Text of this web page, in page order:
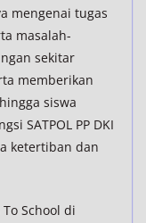
mengenai tugas
masalah-
sekitar
memberikan
siswa
SATPOL PP DKI
ketertiban dan
To School di